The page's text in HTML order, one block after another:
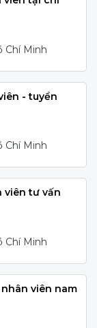
Chí Minh
- tuyển
Chí Minh
viên tư vấn
Chí Minh
viên nam